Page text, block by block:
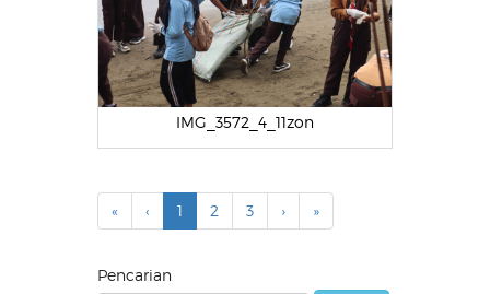
IMG_3572_4_11zon
« ‹ 1 2 3 › »
Pencarian